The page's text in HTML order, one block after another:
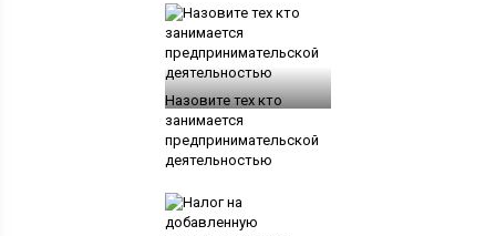
Назовите тех кто
занимается
предпринимательской
деятельностью